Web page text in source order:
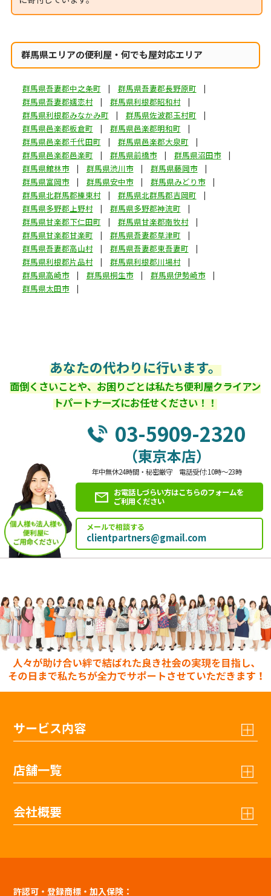
群馬県エリアの便利屋・何でも屋対応エリア
群馬県吾妻郡中之条町
群馬県吾妻郡長野原町
群馬県吾妻郡嬬恋村
群馬県利根郡昭和村
群馬県利根郡みなかみ町
群馬県佐波郡玉村町
群馬県邑楽郡板倉町
群馬県邑楽郡明和町
群馬県邑楽郡千代田町
群馬県邑楽郡大泉町
群馬県邑楽郡邑楽町
群馬県前橋市
群馬県沼田市
群馬県館林市
群馬県渋川市
群馬県藤岡市
群馬県富岡市
群馬県安中市
群馬県みどり市
群馬県北群馬郡榛東村
群馬県北群馬郡吉岡町
群馬県多野郡上野村
群馬県多野郡神流町
群馬県甘楽郡下仁田町
群馬県甘楽郡南牧村
群馬県甘楽郡甘楽町
群馬県吾妻郡草津町
群馬県吾妻郡高山村
群馬県吾妻郡東吾妻町
群馬県利根郡片品村
群馬県利根郡川場村
群馬県高崎市
群馬県桐生市
群馬県伊勢崎市
群馬県太田市
あなたの代わりに行います。
面倒くさいことや、お困りごとは私たち便利屋クライアン
トパートナーズにお任せください！！
03-5909-2320
（東京本店）
年中無休24時間・秘密厳守 電話受付:10時～23時
お電話しづらい方はこちらのフォームを
ご利用ください
メールで相談する
clientpartners@gmail.com
サービス内容
店舗一覧
会社概要
許認可・登録商標・加入保険：